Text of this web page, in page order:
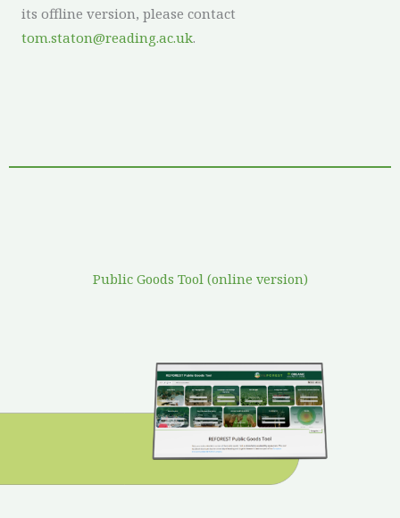
its offline version, please contact
tom.staton@reading.ac.uk.
Public Goods Tool (online version)